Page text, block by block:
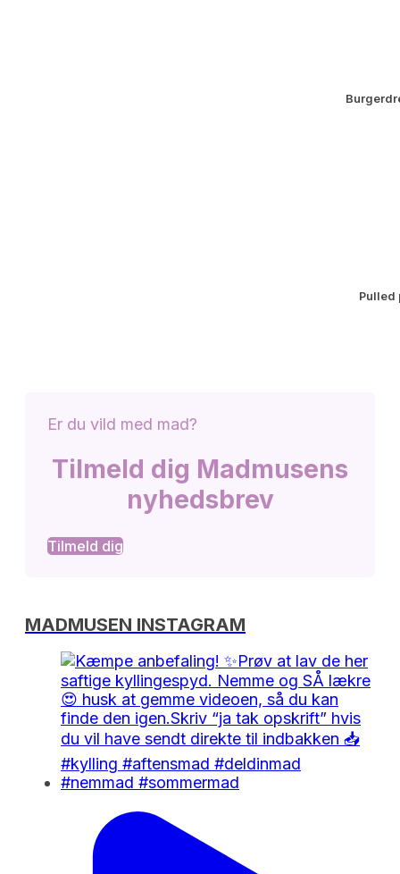
Pulled
Er du vild med mad?
Tilmeld dig Madmusens
nyhedsbrev
Tilmeld dig
MADMUSEN INSTAGRAM